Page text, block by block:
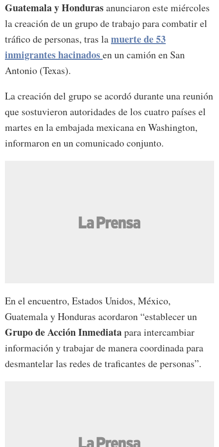
Guatemala y Hondurasanunciaron este miércoles
la creación de un grupo de trabajo para combatir el
tráfico de personas, tras lamuerte de 53
inmigrantes hacinadosen un camión en San
Antonio (Texas).
La creación del grupo se acordó durante una reunión
que sostuvieron autoridades de los cuatro países el
martes en la embajada mexicana en Washington,
informaron en un comunicado conjunto.
En el encuentro, Estados Unidos, México,
Guatemala y Honduras acordaron “establecer un
Grupo de Acción Inmediatapara intercambiar
información y trabajar de manera coordinada para
desmantelar las redes de traficantes de personas”.